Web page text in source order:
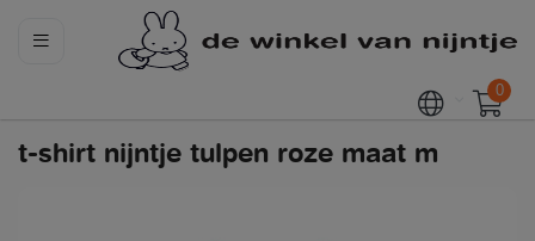
0
t-shirt nijntje tulpen roze maat m